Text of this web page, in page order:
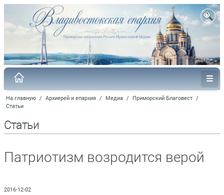
На главную / Архиерей и епархия / Медиа / Приморский Благовест /
Статьи
Статьи
Патриотизм возродится верой
2016-12-02